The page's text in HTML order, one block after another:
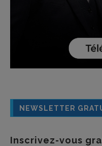
NEWSLETTER
Inscrivez-vous